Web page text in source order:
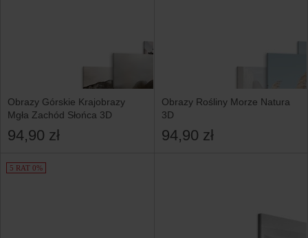
Obrazy Górskie Krajobrazy
Mgła Zachód Słońca 3D
94,90 zł
Obrazy Rośliny Morze Natura
3D
94,90 zł
5 RAT 0%